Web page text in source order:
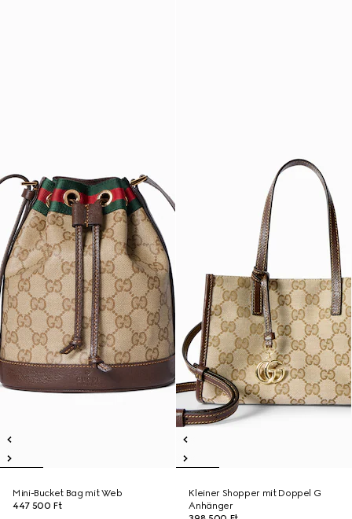
Mini-Bucket Bag mit Web
447 500 Ft
Kleiner Shopper mit Doppel G
Anhänger